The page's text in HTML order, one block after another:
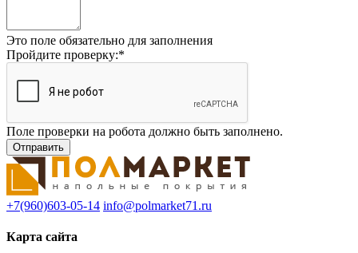
Это поле обязательно для заполнения
Пройдите проверку:*
Поле проверки на робота должно быть заполнено.
+7(960)603-05-14 info@polmarket71.ru
Карта сайта